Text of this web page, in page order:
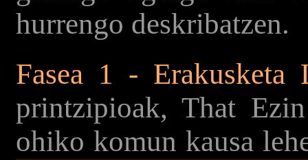
hurrengo deskribatzen.
Fasea 1 - Erakusketa
printzipioak, That
ohiko komun kausa